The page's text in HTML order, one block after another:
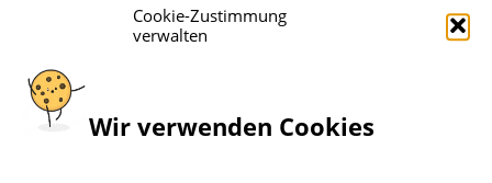
Cookie-Zustimmung
verwalten
Wir verwenden Cookies